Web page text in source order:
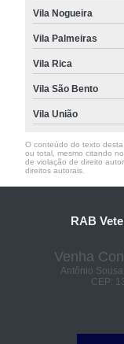
Vila Nogueira
Vila Palmeiras
Vila Rica
Vila São Bento
Vila União
O conteúdo do texto
ou total, mesmo citando
de violação de direito
direitos autorais
RAB
Venha
Antônio
CEP: